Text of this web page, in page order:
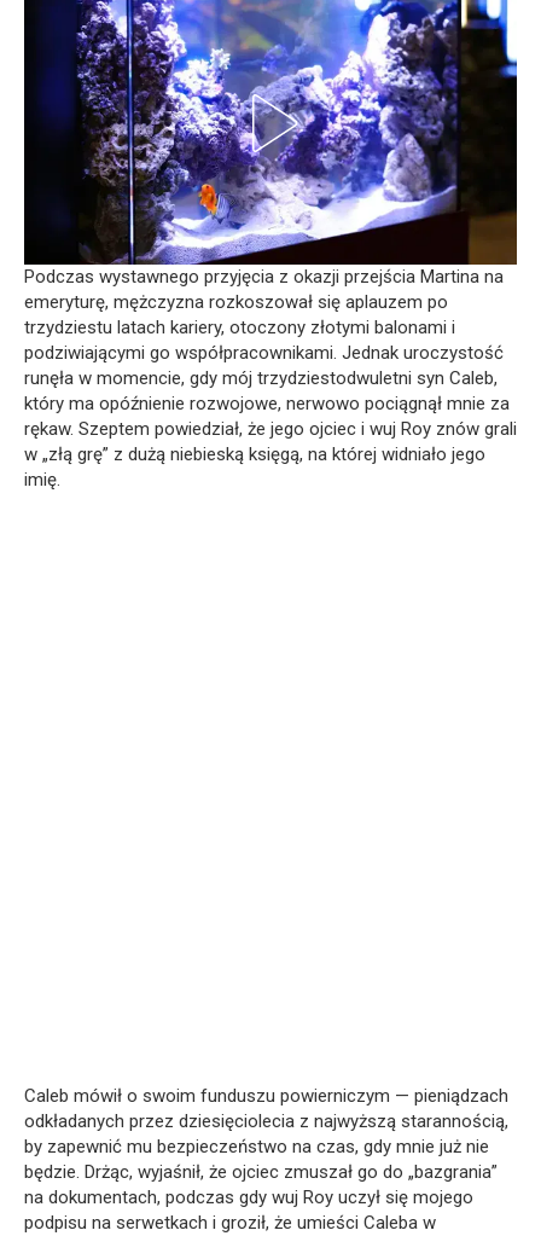
Podczas wystawnego przyjęcia z okazji przejścia Martina na
emeryturę, mężczyzna rozkoszował się aplauzem po
trzydziestu latach kariery, otoczony złotymi balonami i
podziwiającymi go współpracownikami. Jednak uroczystość
runęła w momencie, gdy mój trzydziestodwuletni syn Caleb,
który ma opóźnienie rozwojowe, nerwowo pociągnął mnie za
rękaw. Szeptem powiedział, że jego ojciec i wuj Roy znów grali
w „złą grę” z dużą niebieską księgą, na której widniało jego
imię.
Caleb mówił o swoim funduszu powierniczym — pieniądzach
odkładanych przez dziesięciolecia z najwyższą starannością,
by zapewnić mu bezpieczeństwo na czas, gdy mnie już nie
będzie. Drżąc, wyjaśnił, że ojciec zmuszał go do „bazgrania”
na dokumentach, podczas gdy wuj Roy uczył się mojego
podpisu na serwetkach i groził, że umieści Caleba w